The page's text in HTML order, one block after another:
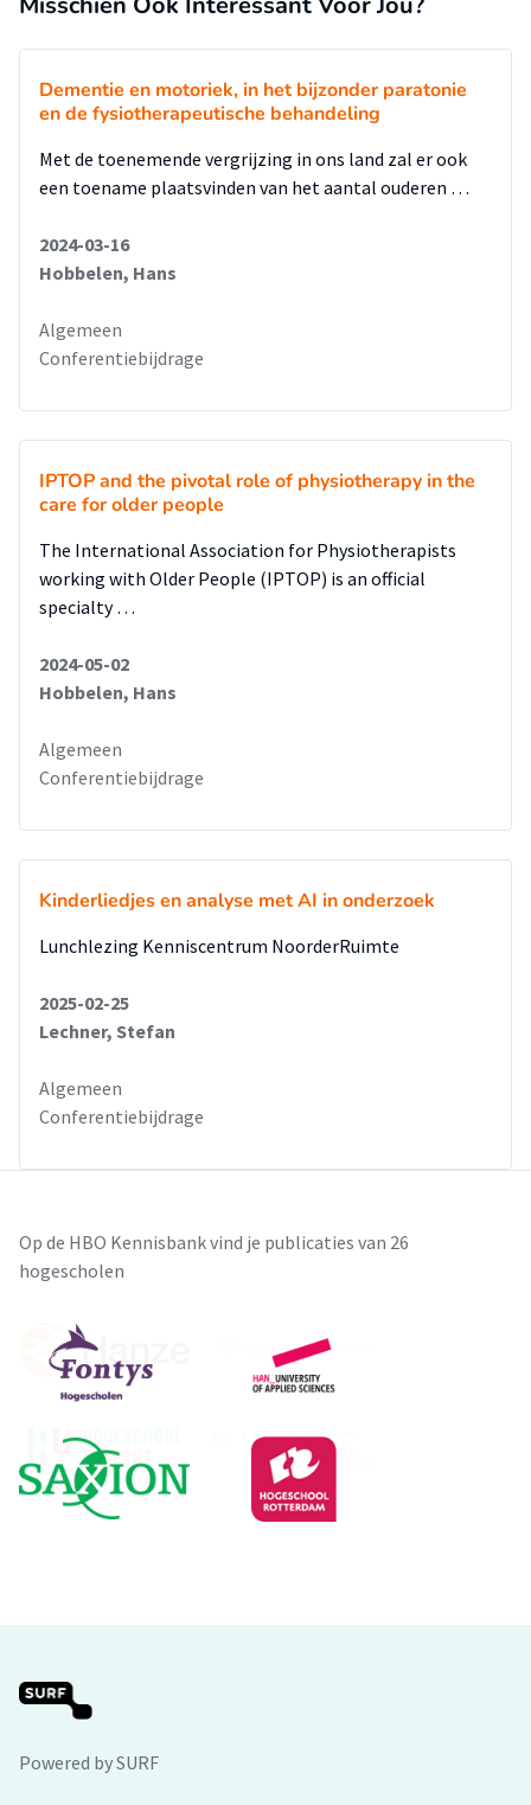
Dementie en motoriek, in het bijzonder paratonie
en de fysiotherapeutische behandeling
Met de toenemende vergrijzing in ons land zal er ook
een toename plaatsvinden van het aantal ouderen …
2024-03-16
Hobbelen, Hans
Algemeen
Conferentiebijdrage
IPTOP and the pivotal role of physiotherapy in the
care for older people
The International Association for Physiotherapists
working with Older People (IPTOP) is an official
specialty …
2024-05-02
Hobbelen, Hans
Algemeen
Conferentiebijdrage
Kinderliedjes en analyse met AI in onderzoek
Lunchlezing Kenniscentrum NoorderRuimte
2025-02-25
Lechner, Stefan
Algemeen
Conferentiebijdrage
Op de HBO Kennisbank vind je publicaties van 26
hogescholen
Powered by SURF